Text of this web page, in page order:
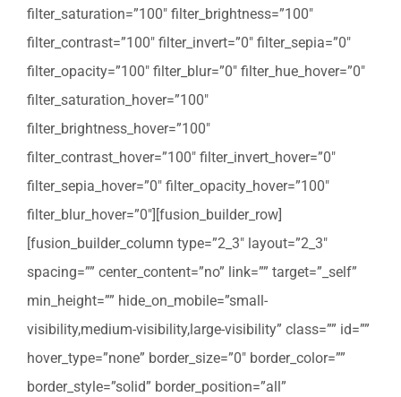
filter_saturation=”100″ filter_brightness=”100″
filter_contrast=”100″ filter_invert=”0″ filter_sepia=”0″
filter_opacity=”100″ filter_blur=”0″ filter_hue_hover=”0″
filter_saturation_hover=”100″
filter_brightness_hover=”100″
filter_contrast_hover=”100″ filter_invert_hover=”0″
filter_sepia_hover=”0″ filter_opacity_hover=”100″
filter_blur_hover=”0″][fusion_builder_row]
[fusion_builder_column type=”2_3″ layout=”2_3″
spacing=”” center_content=”no” link=”” target=”_self”
min_height=”” hide_on_mobile=”small-
visibility,medium-visibility,large-visibility” class=”” id=””
hover_type=”none” border_size=”0″ border_color=””
border_style=”solid” border_position=”all”